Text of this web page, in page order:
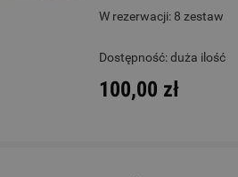
W rezerwacji: 8 zestaw
Dostępność:duża ilość
100,00 zł